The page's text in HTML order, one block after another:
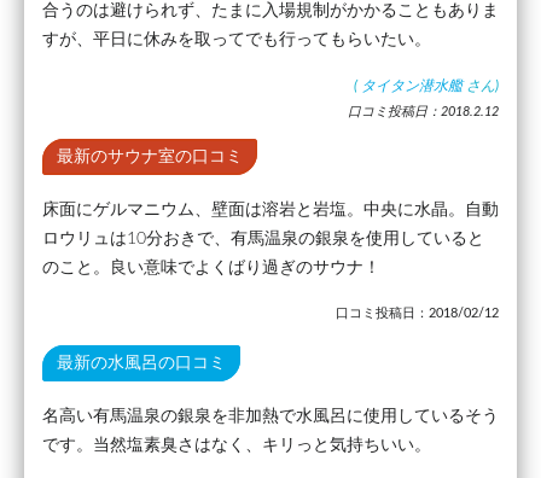
合うのは避けられず、たまに入場規制がかかることもありま
すが、平日に休みを取ってでも行ってもらいたい。
( タイタン潜水艦 さん)
口コミ投稿日：2018.2.12
最新のサウナ室の口コミ
床面にゲルマニウム、壁面は溶岩と岩塩。中央に水晶。自動
ロウリュは10分おきで、有馬温泉の銀泉を使用していると
のこと。良い意味でよくばり過ぎのサウナ！
口コミ投稿日：2018/02/12
最新の水風呂の口コミ
名高い有馬温泉の銀泉を非加熱で水風呂に使用しているそう
です。当然塩素臭さはなく、キリっと気持ちいい。